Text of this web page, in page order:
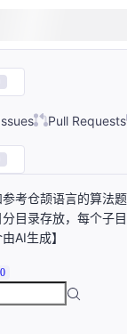
Pull Requests
考仓颉语言的算法
目录存放，每个子
AI生成】
0